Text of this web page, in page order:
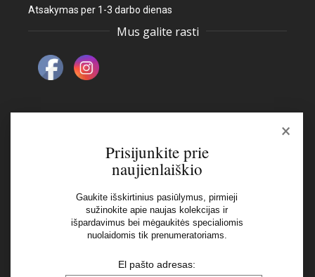
Atsakymas per 1-3 darbo dienas
Mus galite rasti
Naujienlaiškis
Aš perskaičiau ir sutinku su Privatumo Politikos
×
Prisijunkite prie
naujienlaiškio
Gaukite išskirtinius pasiūlymus, pirmieji
sužinokite apie naujas kolekcijas ir
išpardavimus bei mėgaukitės specialiomis
nuolaidomis tik prenumeratoriams.
El pašto adresas: